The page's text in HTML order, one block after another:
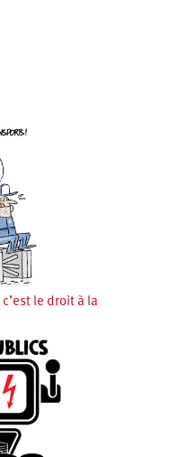
le droit à la